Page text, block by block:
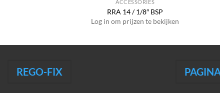
ACCESSORIES
RRA 14 / 1/8″ BSP
Log in om prijzen te bekijken
REGO-FIX